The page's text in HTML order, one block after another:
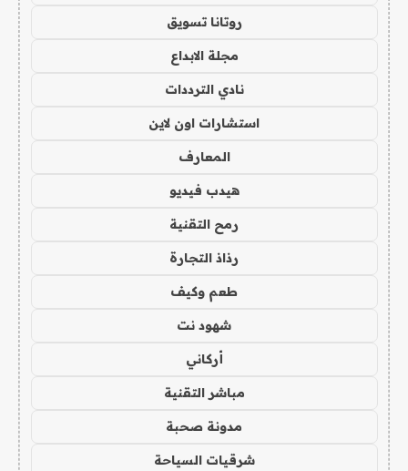
روتانا تسويق
مجلة الابداع
نادي الترددات
استشارات اون لاين
المعارف
هيدب فيديو
رمح التقنية
رذاذ التجارة
طعم وكيف
شهود نت
أركاني
مباشر التقنية
مدونة صحبة
شرقيات السياحة